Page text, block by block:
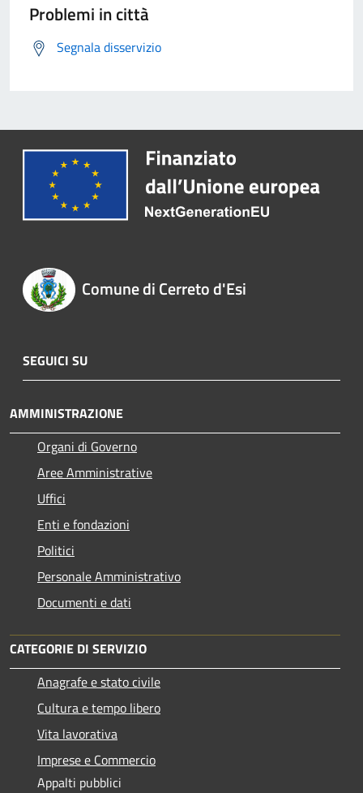
Problemi in città
Segnala disservizio
Comune di Cerreto d'Esi
SEGUICI SU
AMMINISTRAZIONE
Organi di Governo
Aree Amministrative
Uffici
Enti e fondazioni
Politici
Personale Amministrativo
Documenti e dati
CATEGORIE DI SERVIZIO
Anagrafe e stato civile
Cultura e tempo libero
Vita lavorativa
Imprese e Commercio
Appalti pubblici